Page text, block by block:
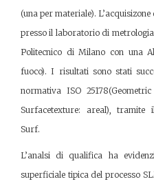
(una per materiale).
presso il laboratorio di
Politecnico di Milano con una
fuoco). I risultati sono stati
normativa ISO
Surfacetexture: areal), tramite
Surf.
L’analsi di qualifica ha
superficiale tipica del processo